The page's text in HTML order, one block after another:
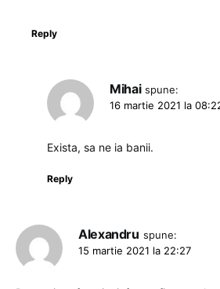
Reply
Mihai spune:
16 martie 2021 la
Exista, sa ne ia banii.
Reply
Alexandru spune:
15 martie 2021 la 22:27